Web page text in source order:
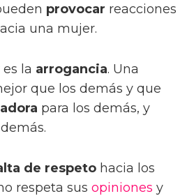
provocar reacciones
una mujer.
la arrogancia. Una
que los demás y que
para los demás, y
de respeto hacia los
respeta sus opiniones y